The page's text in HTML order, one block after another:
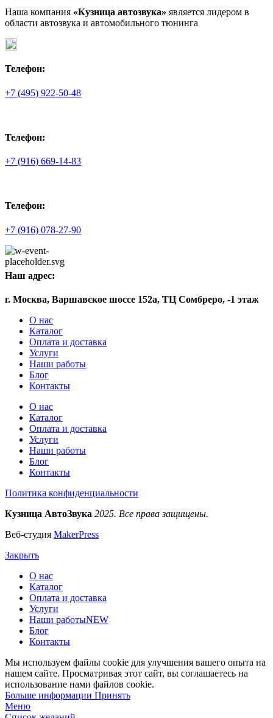
Наша компания «Кузница автозвука» является лидером в
области автозвука и автомобильного тюнинга
Телефон:
+7 (495) 922-50-48
Телефон:
+7 (916) 669-14-83
Телефон:
+7 (916) 078-27-90
Наш адрес:
г. Москва, Варшавское шоссе 152а, ТЦ Сомбреро, -1 этаж
О нас
Каталог
Оплата и доставка
Услуги
Наши работы
Блог
Контакты
О нас
Каталог
Оплата и доставка
Услуги
Наши работы
Блог
Контакты
Политика конфиденциальности
Кузница АвтоЗвука 2025. Все права защищены.
Веб-студия MakerPress
Закрыть
О нас
Каталог
Оплата и доставка
Услуги
Наши работыNEW
Блог
Контакты
Мы используем файлы cookie для улучшения вашего опыта на
нашем сайте. Просматривая этот сайт, вы соглашаетесь на
использование нами файлов cookie.
Больше информации Больше
Принять
Меню